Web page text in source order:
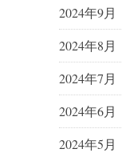
2024年9月
2024年8月
2024年7月
2024年6月
2024年5月